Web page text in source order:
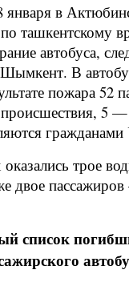
в
ташкентскому
автобуса,
В
пожара 52
5 —
гражданами
трое
двое
список